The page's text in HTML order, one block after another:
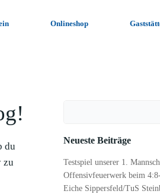
Onlineshop
du
zu
Neueste Beiträge
Testspiel unserer 1.
Offensivfeuerwerk beim
Eiche Sippersfeld/TuS